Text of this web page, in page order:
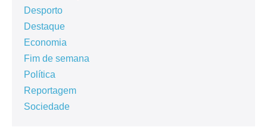
Desporto
Destaque
Economia
Fim de semana
Política
Reportagem
Sociedade